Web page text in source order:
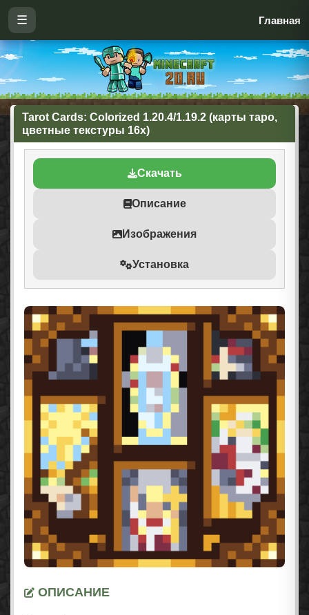
☰ Главная
Tarot Cards: Colorized 1.20.4/1.19.2 (карты таро,
цветные текстуры 16x)
Скачать
Описание
Изображения
Установка
ОПИСАНИЕ